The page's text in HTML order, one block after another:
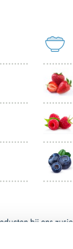
bij ons zusje